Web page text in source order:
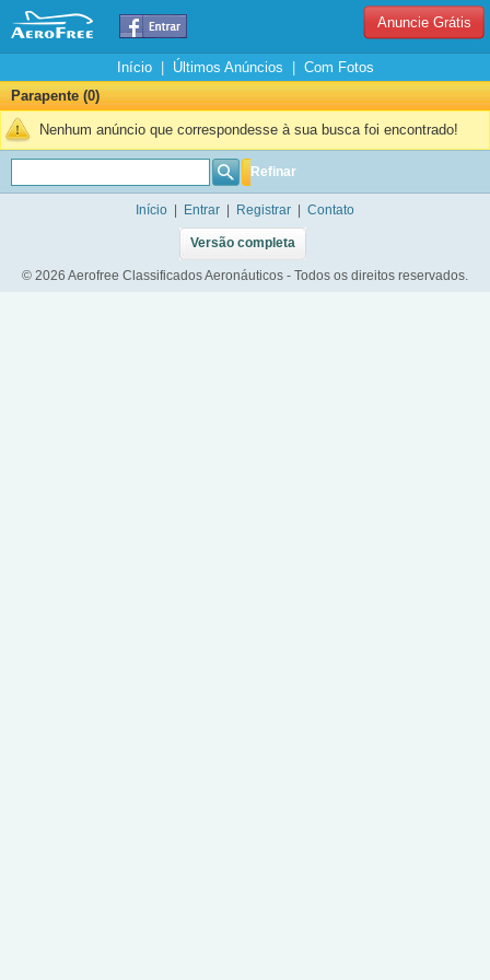
Anuncie Grátis
Início| Últimos Anúncios
Com Fotos
Parapente (0)
Nenhum anúncio que correspondesse à sua busca foi encontrado!
Refinar
Início Entrar Registrar Contato
Versão completa
© 2026 Aerofree Classificados Aeronáuticos - Todos os direitos reservados.